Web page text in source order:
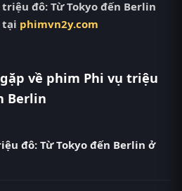
đô: Từ Tokyo đến Berlin
tại phimvn2y.com
về phim Phi vụ triệu
Berlin
đô: Từ Tokyo đến Berlin ở